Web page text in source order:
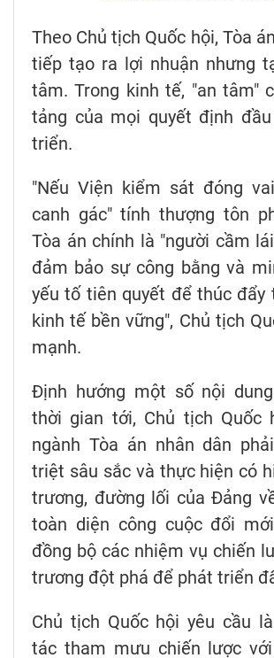
Theo Chủ tịch Quốc hội, Tòa
tiếp tạo ra lợi nhuận nhưng
tâm. Trong kinh tế, "an tâm"
tảng của mọi quyết định
triển.
"Nếu Viện kiểm sát đóng
canh gác" tính thượng tôn
Tòa án chính là "người cầm
đảm bảo sự công bằng và
yếu tố tiên quyết để thúc đẩy
kinh tế bền vững", Chủ tịch
mạnh.
Định hướng một số nội
thời gian tới, Chủ tịch Quốc
ngành Tòa án nhân dân
triệt sâu sắc và thực hiện có
trương, đường lối của Đảng
toàn diện công cuộc đổi
đồng bộ các nhiệm vụ chiến
trương đột phá để phát triển
Chủ tịch Quốc hội yêu cầu
tác tham mưu chiến lược